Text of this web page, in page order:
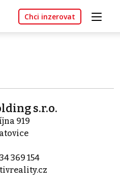
Chci inzerovat
s.r.o.
919
369 154